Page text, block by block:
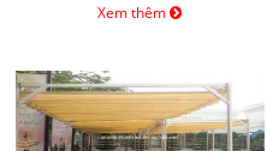
Xem thêm